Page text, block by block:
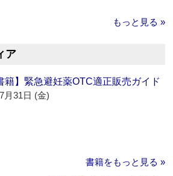
もっと見る »
ア
籍】緊急避妊薬OTC適正販売ガイド
月31日 (金)
書籍をもっと見る »